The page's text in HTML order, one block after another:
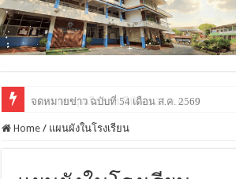
จดหมายข่าว ฉบับที่ 54 เดือน ส.ค. 2569
ประกาศหยุดเรียนกรณีพิเศษ 31 ก.ค. 69
Home / แผนผังในโรงเรียน